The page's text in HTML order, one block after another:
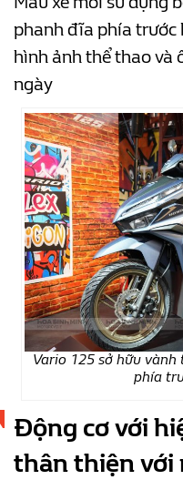
phanh đĩa phía trước
hình ảnh thể thao và
ngày
Vario 125 sở hữu
phía
Động cơ với
thân thiện với